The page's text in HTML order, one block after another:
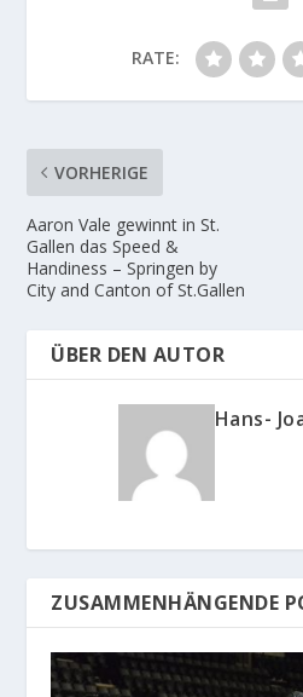
RATE:
VORHERIGE
Aaron Vale gewinnt in St.
Gallen das Speed &
Handiness – Springen by
City and Canton of St.Gallen
ÜBER DEN AUTOR
Hans-
ZUSAMMENHÄNGENDE